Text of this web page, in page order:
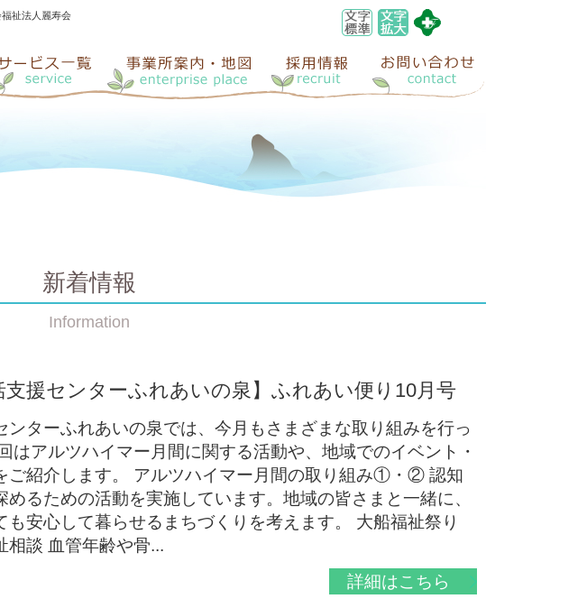
祉法人麗寿会
新着情報
Information
支援センターふれあいの泉】ふれあい便り10月号
ンターふれあいの泉では、今月もさまざまな取り組みを行っ
はアルツハイマー月間に関する活動や、地域でのイベント・
ご紹介します。 アルツハイマー月間の取り組み①・② 認知
めるための活動を実施しています。地域の皆さまと一緒に、
も安心して暮らせるまちづくりを考えます。 大船福祉祭り
相談 血管年齢や骨...
詳細はこちら